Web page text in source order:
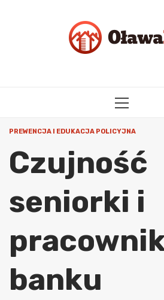
PRIMARY
PREWENCJA I EDUKACJA POLICYJNA
Czujność
seniorki i
banku